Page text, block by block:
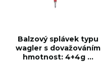
Balzový splávek typu
wagler s dovažováním
hmotnost: 4+4g ...